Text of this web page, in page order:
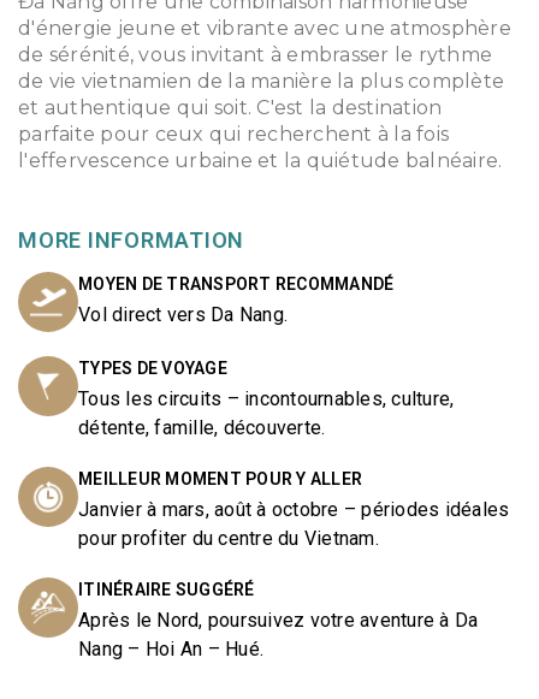
d'énergie jeune et vibrante avec une atmosphère
de sérénité, vous invitant à embrasser le rythme
de vie vietnamien de la manière la plus complète
et authentique qui soit. C'est la destination
parfaite pour ceux qui recherchent à la fois
l'effervescence urbaine et la quiétude balnéaire.
MORE INFORMATION
MOYEN DE TRANSPORT RECOMMANDÉ
Vol direct vers Da Nang.
TYPES DE VOYAGE
Tous les circuits – incontournables, culture,
détente, famille, découverte.
MEILLEUR MOMENT POUR Y ALLER
Janvier à mars, août à octobre – périodes idéales
pour profiter du centre du Vietnam.
ITINÉRAIRE SUGGÉRÉ
Après le Nord, poursuivez votre aventure à Da
Nang – Hoi An – Hué.